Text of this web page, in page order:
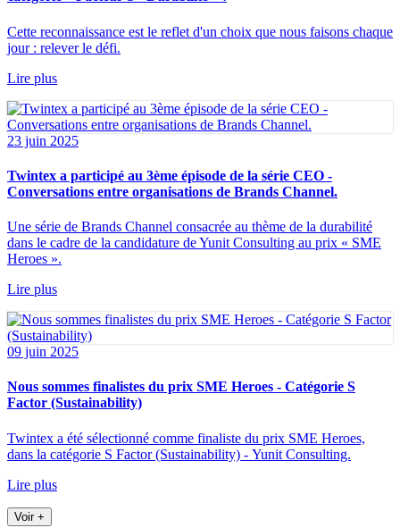
Cette reconnaissance est le reflet d'un choix que nous faisons chaque
jour : relever le défi.
Lire plus
23 juin 2025
Twintex a participé au 3ème épisode de la série CEO -
Conversations entre organisations de Brands Channel.
Une série de Brands Channel consacrée au thème de la durabilité
dans le cadre de la candidature de Yunit Consulting au prix « SME
Heroes ».
Lire plus
09 juin 2025
Nous sommes finalistes du prix SME Heroes - Catégorie S
Factor (Sustainability)
Twintex a été sélectionné comme finaliste du prix SME Heroes,
dans la catégorie S Factor (Sustainability) - Yunit Consulting.
Lire plus
Voir +